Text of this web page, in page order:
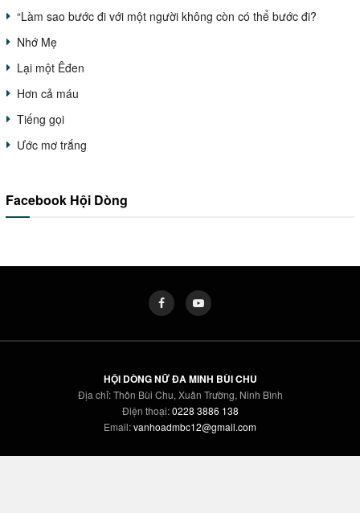
“Làm sao bước đi với một người không còn có thể bước đi?
Nhớ Mẹ
Lại một Êđen
Hơn cả máu
Tiếng gọi
Ước mơ trắng
Facebook Hội Dòng
HỘI DÒNG NỮ ĐA MINH BÙI CHU
Địa chỉ: Thôn Bùi Chu, Xuân Trường, Ninh Bình
Điện thoại:0228 3886 138
Email:vanhoadmbc12@gmail.com